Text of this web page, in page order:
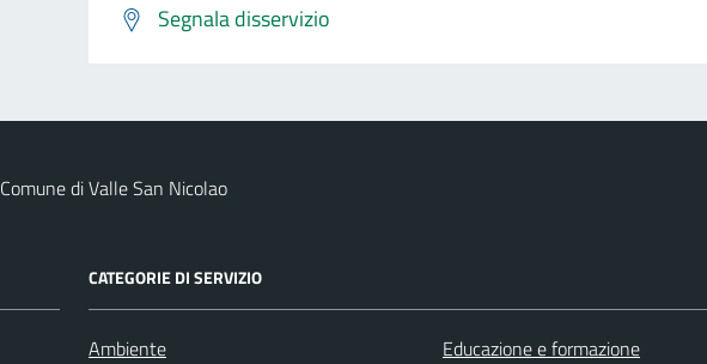
Segnala disservizio
Comune di Valle San Nicolao
CATEGORIE DI SERVIZIO
Ambiente
Educazione e formazione